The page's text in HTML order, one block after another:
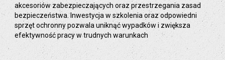
akcesoriów zabezpieczających oraz przestrzegania zasad
bezpieczeństwa. Inwestycja w szkolenia oraz odpowiedni
sprzęt ochronny pozwala uniknąć wypadków i zwiększa
efektywność pracy w trudnych warunkach